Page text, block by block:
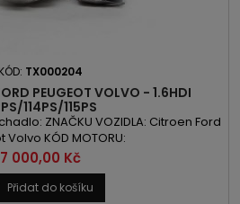
KÓD: TX000204
PEUGEOT VOLVO - 1.6HDI
114PS/115PS
ZNAČKU VOZIDLA: Citroen Ford
Volvo KÓD MOTORU:
DV6CTED/T1BB/T1BC/T1DA/T1DB/
VÝKON: 82kW/112PS / 84kW/114PS /
ROK VÝROBY: 2009 -
Cena
7 000,00 Kč
Přidat do košíku